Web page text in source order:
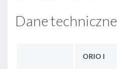
Dane techniczne
ORIO I